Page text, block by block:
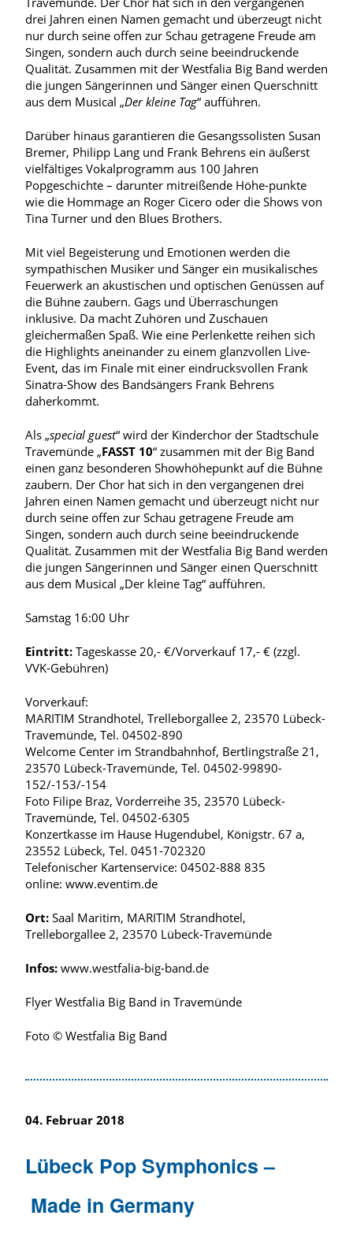
drei Jahren einen Namen gemacht und überzeugt nicht
nur durch seine offen zur Schau getragene Freude am
Singen, sondern auch durch seine beeindruckende
Qualität. Zusammen mit der Westfalia Big Band werden
die jungen Sängerinnen und Sänger einen Querschnitt
aus dem Musical „Der kleine Tag“ aufführen.
Darüber hinaus garantieren die Gesangssolisten Susan
Bremer, Philipp Lang und Frank Behrens ein äußerst
vielfältiges Vokalprogramm aus 100 Jahren
Popgeschichte – darunter mitreißende Höhe-punkte
wie die Hommage an Roger Cicero oder die Shows von
Tina Turner und den Blues Brothers.
Mit viel Begeisterung und Emotionen werden die
sympathischen Musiker und Sänger ein musikalisches
Feuerwerk an akustischen und optischen Genüssen auf
die Bühne zaubern. Gags und Überraschungen
inklusive. Da macht Zuhören und Zuschauen
gleichermaßen Spaß. Wie eine Perlenkette reihen sich
die Highlights aneinander zu einem glanzvollen Live-
Event, das im Finale mit einer eindrucksvollen Frank
Sinatra-Show des Bandsängers Frank Behrens
daherkommt.
Als „special guest“ wird der Kinderchor der Stadtschule
Travemünde „FASST 10“ zusammen mit der Big Band
einen ganz besonderen Showhöhepunkt auf die Bühne
zaubern. Der Chor hat sich in den vergangenen drei
Jahren einen Namen gemacht und überzeugt nicht nur
durch seine offen zur Schau getragene Freude am
Singen, sondern auch durch seine beeindruckende
Qualität. Zusammen mit der Westfalia Big Band werden
die jungen Sängerinnen und Sänger einen Querschnitt
aus dem Musical „Der kleine Tag“ aufführen.
Samstag 16:00 Uhr
Eintritt: Tageskasse 20,- €/Vorverkauf 17,- € (zzgl.
VVK-Gebühren)
Vorverkauf:
MARITIM Strandhotel, Trelleborgallee 2, 23570 Lübeck-
Travemünde, Tel. 04502-890
Welcome Center im Strandbahnhof, Bertlingstraße 21,
23570 Lübeck-Travemünde, Tel. 04502-99890-
152/-153/-154
Foto Filipe Braz, Vorderreihe 35, 23570 Lübeck-
Travemünde, Tel. 04502-6305
Konzertkasse im Hause Hugendubel, Königstr. 67 a,
23552 Lübeck, Tel. 0451-702320
Telefonischer Kartenservice: 04502-888 835
online: www.eventim.de
Ort: Saal Maritim, MARITIM Strandhotel,
Trelleborgallee 2, 23570 Lübeck-Travemünde
Infos: www.westfalia-big-band.de
Flyer Westfalia Big Band in Travemünde
Foto © Westfalia Big Band
04. Februar 2018
Lübeck Pop Symphonics –
Made in Germany